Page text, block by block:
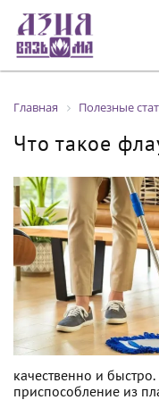
Главная Полезные
Что такое
качественно и быстро.
приспособление из